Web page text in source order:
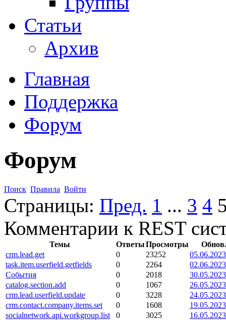
Статьи
Архив
Главная
Поддержка
Форум
Форум
Поиск Правила Войти
Страницы: Пред. 1 ... 3 4
Комментарии к REST
Темы ОтветыПросмотры
crm.lead.get
0 23252
task.item.userfield.getfields
0 2264
События
0 2018
catalog.section.add
0 1067
crm.lead.userfield.update
0 3228
crm.contact.company.items.set
0 1608
socialnetwork.api.workgroup.list
0 3025